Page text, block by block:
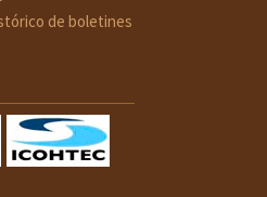
de boletines